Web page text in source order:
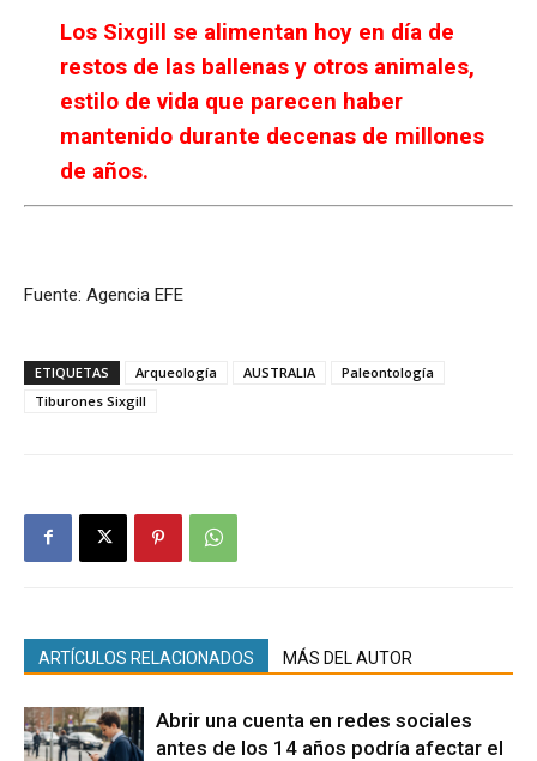
Los Sixgill se alimentan hoy en día de
restos de las ballenas y otros animales,
estilo de vida que parecen haber
mantenido durante decenas de millones
de años.
Fuente: Agencia EFE
ETIQUETAS Arqueología AUSTRALIA
Paleontología
Tiburones Sixgill
ARTÍCULOS RELACIONADOS MÁS DEL AUTOR
Abrir una cuenta en redes sociales
antes de los 14 años podría afectar el